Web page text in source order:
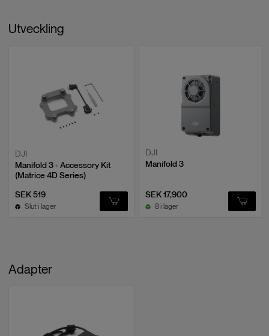
Utveckling
DJI
Manifold 3 - Accessory Kit
(Matrice 4D Series)
SEK 519
Slut i lager
DJI
Manifold 3
SEK 17,900
8 i lager
Adapter